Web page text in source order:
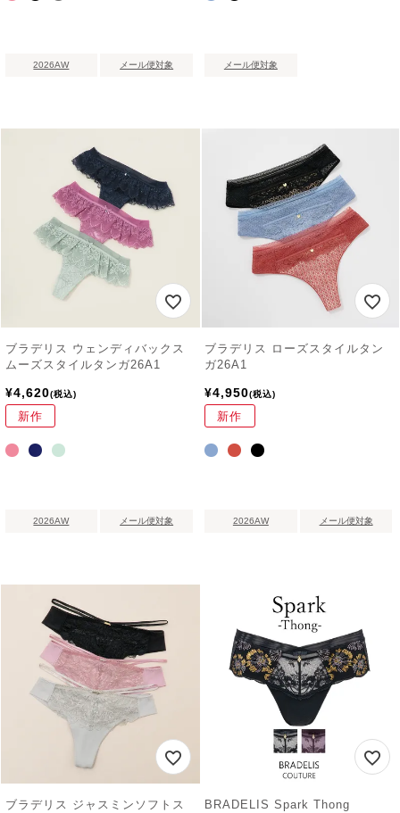
2026AW メール便対象 メール便対象
ブラデリス ウェンディバックス
ムーズスタイルタンガ26A1
¥4,620 税込
新作
2026AW メール便対象
ブラデリス ローズスタイルタン
ガ26A1
¥4,950 税込
新作
2026AW メール便対象
ブラデリス ジャスミンソフトス
BRADELIS Spark Thong